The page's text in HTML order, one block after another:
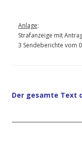
Anlage:
Strafanzeige mit
3 Sendeberichte vom
Der gesamte Text